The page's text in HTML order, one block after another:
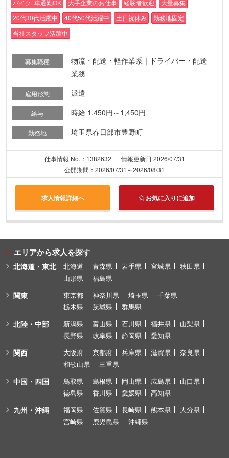
バイク･車通勤OK
大手企業のお仕事 経験者歓迎
大量募集
20代30代活躍中
40代50代活躍中 土日祝休み
勤務地固定
当社スタッフ活躍中
募集職種
物流・配送・軽作業系｜ドライバー・配送
業務
雇用形態 派遣
給与 時給 1,450円～1,450円
勤務地 埼玉県春日部市豊野町
仕事情報 No.：1382632
情報更新日 2026/07/31
公開期間：2026/07/31～2026/08/31
求人情報詳細へ お気に入りに追加
エリアから求人を探す
北海道・東北 北海道 青森県 岩手県 宮城県
秋田県
山形県
福島県
関東 東京都 神奈川県 埼玉県
千葉県
栃木県
茨城県 群馬県
北陸・中部 新潟県 富山県 石川県 福井県
山梨県
長野県
岐阜県 静岡県 愛知県
関西 大阪府 京都府 兵庫県 滋賀県
奈良県
和歌山県
三重県
中国・四国 鳥取県 島根県 岡山県 広島県
山口県
徳島県
香川県 愛媛県 高知県
九州・沖縄 福岡県 佐賀県 長崎県 熊本県
大分県
宮崎県
鹿児島県 沖縄県